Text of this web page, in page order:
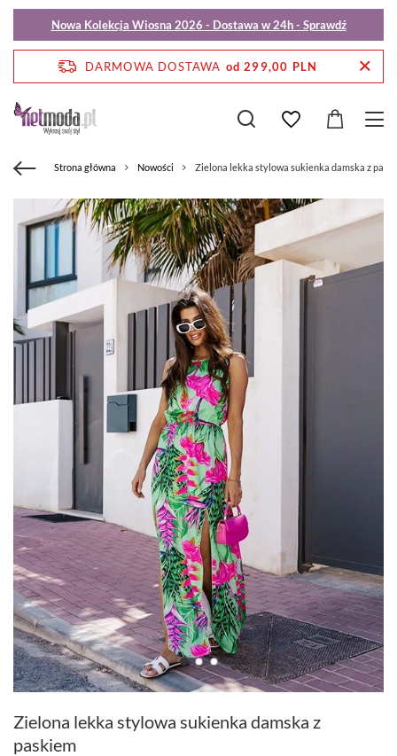
Nowa Kolekcja Wiosna 2026 - Dostawa w 24h - Sprawdź
DARMOWA DOSTAWA od 299,00 PLN
Strona główna Nowości Zielona lekka stylowa sukienka damska z
Zielona lekka stylowa sukienka damska z
paskiem